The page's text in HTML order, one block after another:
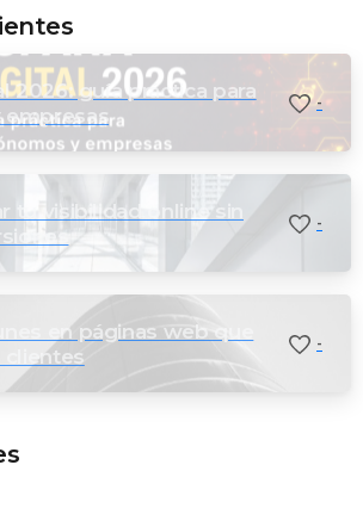
2026: guía práctica para
-
tu visibilidad online sin
-
en páginas web que
clientes
-